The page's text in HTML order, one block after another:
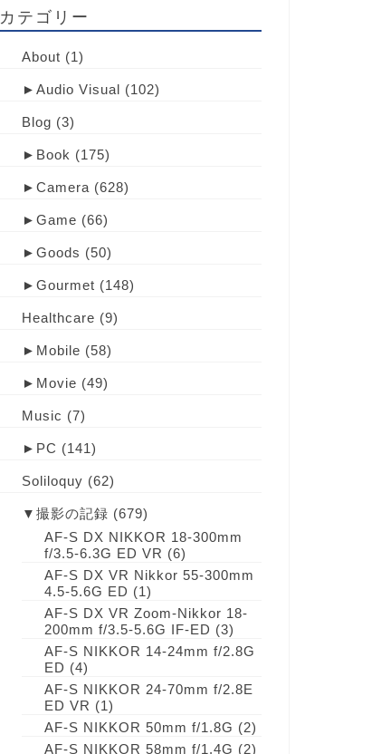
カテゴリー
About (1)
► Audio Visual (102)
Blog (3)
► Book (175)
► Camera (628)
► Game (66)
► Goods (50)
► Gourmet (148)
Healthcare (9)
► Mobile (58)
► Movie (49)
Music (7)
► PC (141)
Soliloquy (62)
▼ 撮影の記録 (679)
AF-S DX NIKKOR 18-300mm
f/3.5-6.3G ED VR (6)
AF-S DX VR Nikkor 55-300mm
4.5-5.6G ED (1)
AF-S DX VR Zoom-Nikkor 18-
200mm f/3.5-5.6G IF-ED (3)
AF-S NIKKOR 14-24mm f/2.8G
ED (4)
AF-S NIKKOR 24-70mm f/2.8E
ED VR (1)
AF-S NIKKOR 50mm f/1.8G (2)
AF-S NIKKOR 58mm f/1.4G (2)